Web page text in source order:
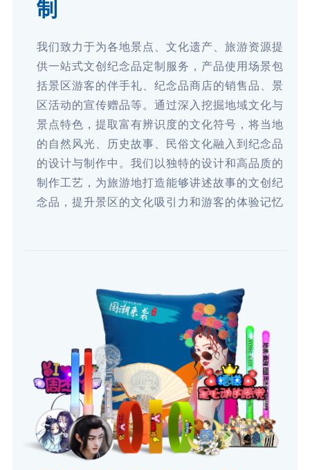
制
我们致力于为各地景点、文化遗产、旅游资源提
供一站式文创纪念品定制服务，产品使用场景包
括景区游客的伴手礼、纪念品商店的销售品、景
区活动的宣传赠品等。通过深入挖掘地域文化与
景点特色，提取富有辨识度的文化符号，将当地
的自然风光、历史故事、民俗文化融入到纪念品
的设计与制作中。我们以独特的设计和高品质的
制作工艺，为旅游地打造能够讲述故事的文创纪
念品，提升景区的文化吸引力和游客的体验记忆